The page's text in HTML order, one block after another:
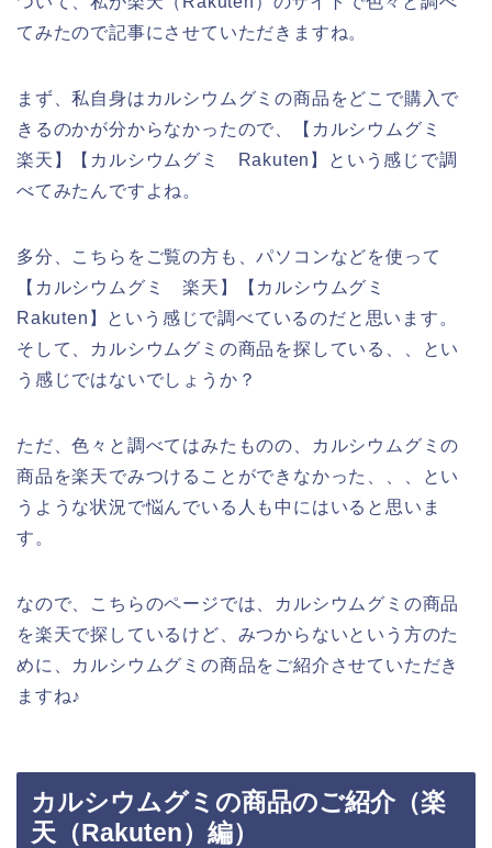
てみたので記事にさせていただきますね。
まず、私自身はカルシウムグミの商品をどこで購入で
きるのかが分からなかったので、【カルシウムグミ
楽天】【カルシウムグミ Rakuten】という感じで調
べてみたんですよね。
多分、こちらをご覧の方も、パソコンなどを使って
【カルシウムグミ 楽天】【カルシウムグミ
Rakuten】という感じで調べているのだと思います。
そして、カルシウムグミの商品を探している、、とい
う感じではないでしょうか？
ただ、色々と調べてはみたものの、カルシウムグミの
商品を楽天でみつけることができなかった、、、とい
うような状況で悩んでいる人も中にはいると思いま
す。
なので、こちらのページでは、カルシウムグミの商品
を楽天で探しているけど、みつからないという方のた
めに、カルシウムグミの商品をご紹介させていただき
ますね♪
カルシウムグミの商品のご紹介（楽
天（Rakuten）編）